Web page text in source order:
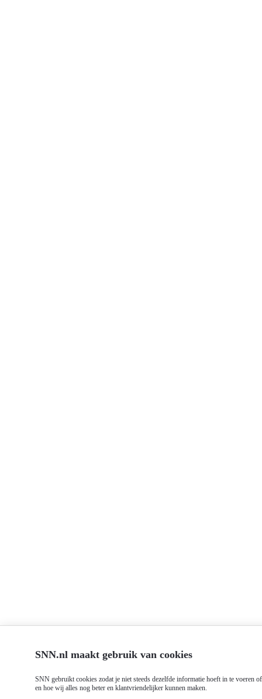
SNN.nl maakt gebruik van cookies
SNN gebruikt cookies zodat je niet steeds dezelfde informatie hoeft in te voeren
en hoe wij alles nog beter en klantvriendelijker kunnen maken.